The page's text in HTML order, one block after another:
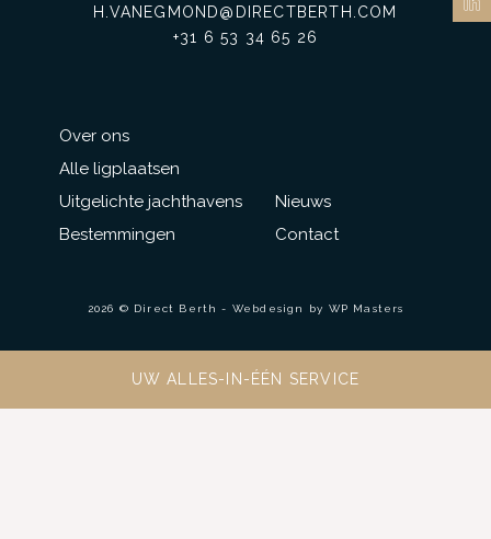
Over ons
Alle ligplaatsen
Uitgelichte jachthavens
Bestemmingen
H.VANEGMOND@DIRECTBERTH.COM
+31 6 53 34 65 26
Nieuws
Contact
2026 © Direct Berth - Webdesign by WP Masters
UW ALLES-IN-ÉÉN SERVICE